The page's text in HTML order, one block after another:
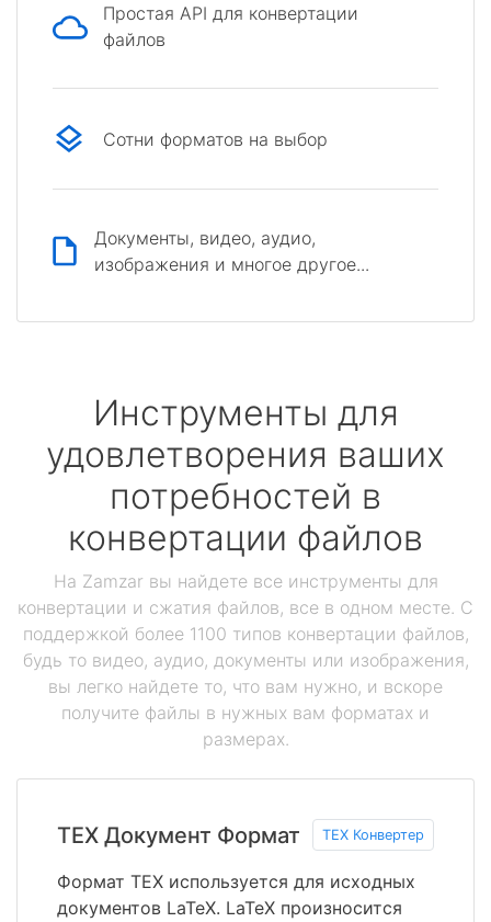
Простая API для конвертации
файлов
Сотни форматов на выбор
Документы, видео, аудио,
изображения и многое другое...
Инструменты для
удовлетворения ваших
потребностей в
конвертации файлов
На Zamzar вы найдете все инструменты для
конвертации и сжатия файлов, все в одном месте. С
поддержкой более 1100 типов конвертации файлов,
будь то видео, аудио, документы или изображения,
вы легко найдете то, что вам нужно, и вскоре
получите файлы в нужных вам форматах и
размерах.
TEX Документ Формат TEX Конвертер
Формат TEX используется для исходных
документов LaTeX. LaTeX произносится